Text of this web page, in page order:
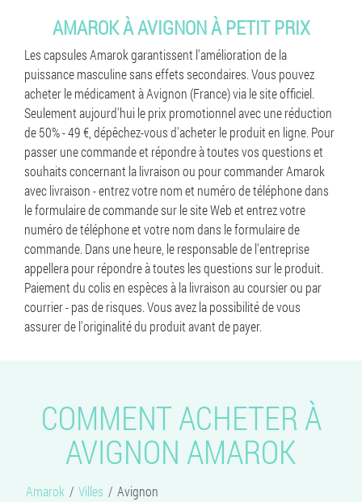
AMAROK À AVIGNON À PETIT PRIX
Les capsules Amarok garantissent l'amélioration de la
puissance masculine sans effets secondaires. Vous pouvez
acheter le médicament à Avignon (France) via le site officiel.
Seulement aujourd'hui le prix promotionnel avec une réduction
de 50% - 49 €, dépêchez-vous d'acheter le produit en ligne. Pour
passer une commande et répondre à toutes vos questions et
souhaits concernant la livraison ou pour commander Amarok
avec livraison - entrez votre nom et numéro de téléphone dans
le formulaire de commande sur le site Web et entrez votre
numéro de téléphone et votre nom dans le formulaire de
commande. Dans une heure, le responsable de l'entreprise
appellera pour répondre à toutes les questions sur le produit.
Paiement du colis en espèces à la livraison au coursier ou par
courrier - pas de risques. Vous avez la possibilité de vous
assurer de l'originalité du produit avant de payer.
COMMENT ACHETER À
AVIGNON AMAROK
Amarok Villes Avignon